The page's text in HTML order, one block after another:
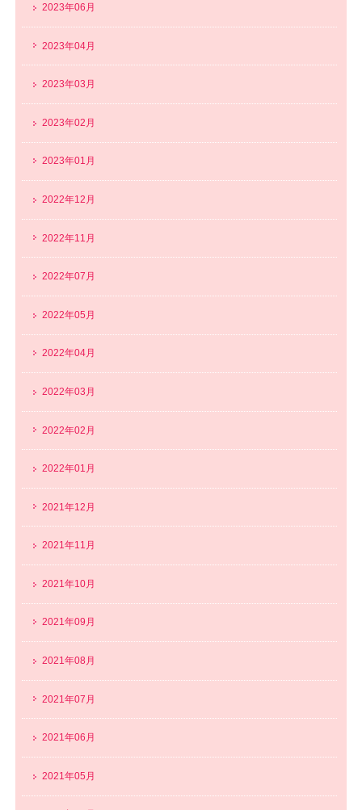
2023年06月
2023年04月
2023年03月
2023年02月
2023年01月
2022年12月
2022年11月
2022年07月
2022年05月
2022年04月
2022年03月
2022年02月
2022年01月
2021年12月
2021年11月
2021年10月
2021年09月
2021年08月
2021年07月
2021年06月
2021年05月